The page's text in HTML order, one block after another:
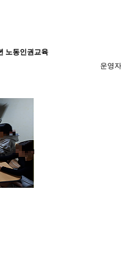
노동인권교육
운영자